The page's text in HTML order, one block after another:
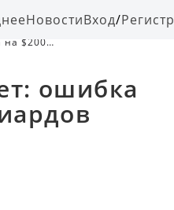
НовостиВход/
на $200
ошибка